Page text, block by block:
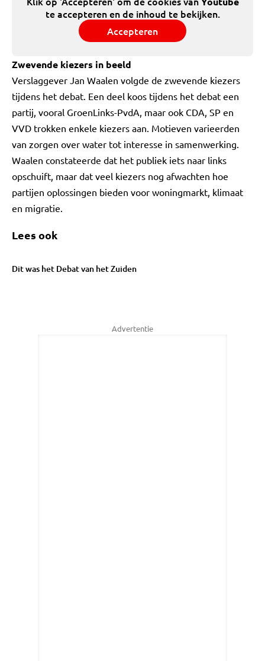
te accepteren en de inhoud te bekijken.
Accepteren
Zwevende kiezers in beeld
Verslaggever Jan Waalen volgde de zwevende kiezers
tijdens het debat. Een deel koos tijdens het debat een
partij, vooral GroenLinks-PvdA, maar ook CDA, SP en
VVD trokken enkele kiezers aan. Motieven varieerden
van zorgen over water tot interesse in samenwerking.
Waalen constateerde dat het publiek iets naar links
opschuift, maar dat veel kiezers nog afwachten hoe
partijen oplossingen bieden voor woningmarkt, klimaat
en migratie.
Lees ook
Dit was het Debat van het Zuiden
Advertentie